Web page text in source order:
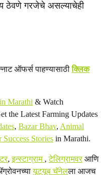
ठेवणे गरजेचे असल्याचेही
ऑफर्स पाहण्यासाठीक्लिक
Marathi & Watch
the Latest Farming Updates
, Bazar Bhav, Animal
Success Stories in Marathi.
,इन्स्टाग्राम ,टेलिग्रामवरआणि
यूट्यूब चॅनेलला आजच